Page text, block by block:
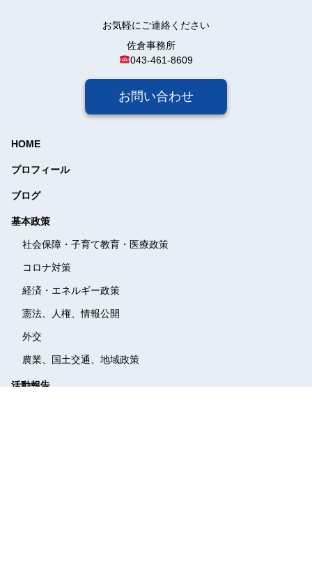
お気軽にご連絡ください
佐倉事務所
043-461-8609
お問い合わせ
HOME
プロフィール
ブログ
基本政策
社会保障・子育て教育・ 医療政策
コロナ対策
経済・エネルギー政策
憲法、人権、情報公開
外交
農業、国土交通、地域政策
活動報告